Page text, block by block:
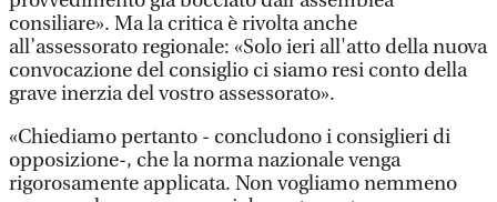
consiliare». Ma la critica è rivolta anche
all’assessorato regionale: «Solo ieri all'atto della nuova
convocazione del consiglio ci siamo resi conto della
grave inerzia del vostro assessorato».
«Chiediamo pertanto - concludono i consiglieri di
opposizione-, che la norma nazionale venga
rigorosamente applicata. Non vogliamo nemmeno